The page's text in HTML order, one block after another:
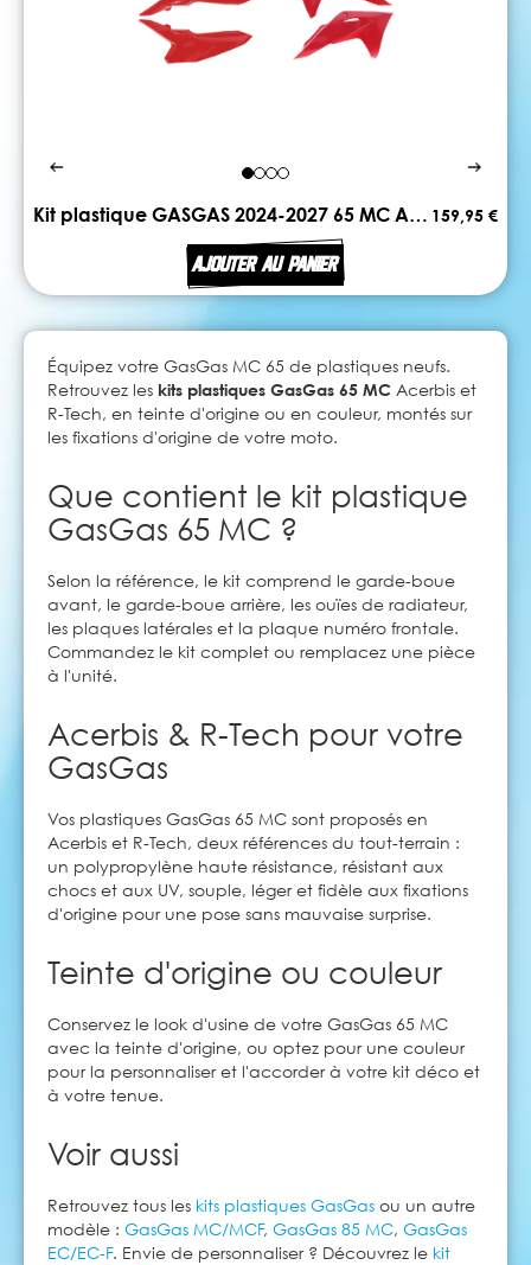
Kit plastique GASGAS 2024-2027 65 MC ACERBIS 159,95 €
AJOUTER AU PANIER
Équipez votre GasGas MC 65 de plastiques neufs.
Retrouvez les kits plastiques GasGas 65 MC Acerbis et
R-Tech, en teinte d'origine ou en couleur, montés sur
les fixations d'origine de votre moto.
Que contient le kit plastique
GasGas 65 MC ?
Selon la référence, le kit comprend le garde-boue
avant, le garde-boue arrière, les ouïes de radiateur,
les plaques latérales et la plaque numéro frontale.
Commandez le kit complet ou remplacez une pièce
à l'unité.
Acerbis & R-Tech pour votre
GasGas
Vos plastiques GasGas 65 MC sont proposés en
Acerbis et R-Tech, deux références du tout-terrain :
un polypropylène haute résistance, résistant aux
chocs et aux UV, souple, léger et fidèle aux fixations
d'origine pour une pose sans mauvaise surprise.
Teinte d'origine ou couleur
Conservez le look d'usine de votre GasGas 65 MC
avec la teinte d'origine, ou optez pour une couleur
pour la personnaliser et l'accorder à votre kit déco et
à votre tenue.
Voir aussi
Retrouvez tous les kits plastiques GasGas ou un autre
modèle : GasGas MC/MCF, GasGas 85 MC, GasGas
EC/EC-F. Envie de personnaliser ? Découvrez le kit